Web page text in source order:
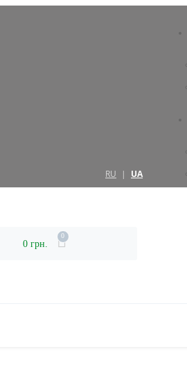
RU | UA
0 грн.
0